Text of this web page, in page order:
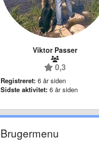
Viktor Passer
0,3
Registreret: 6 år siden
Sidste aktivitet: 6 år siden
Brugermenu